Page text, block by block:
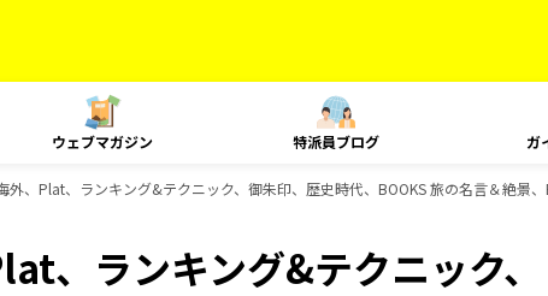
ウェブマガジン 特派員ブログ ガ
外、Plat、ランキング&テクニック、御朱印、歴史時代、BOOKS 旅の名言＆絶景
、ランキング&テクニック、